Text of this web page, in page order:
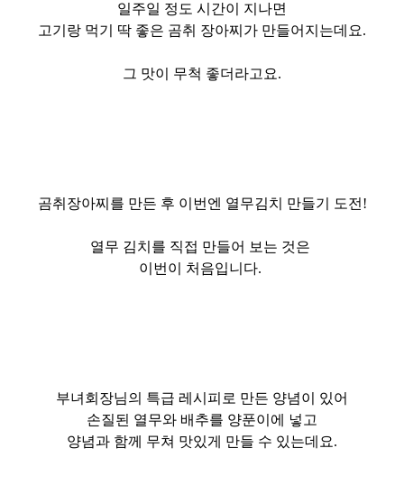
일주일 정도 시간이 지나면
고기랑 먹기 딱 좋은 곰취 장아찌가 만들어지는데요.
그 맛이 무척 좋더라고요.
곰취장아찌를 만든 후 이번엔 열무김치 만들기 도전!
열무 김치를 직접 만들어 보는 것은
이번이 처음입니다.
부녀회장님의 특급 레시피로 만든 양념이 있어
손질된 열무와 배추를 양푼이에 넣고
양념과 함께 무쳐 맛있게 만들 수 있는데요.